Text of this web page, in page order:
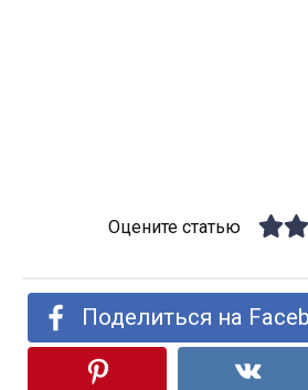
Оцените статью
Поделиться на